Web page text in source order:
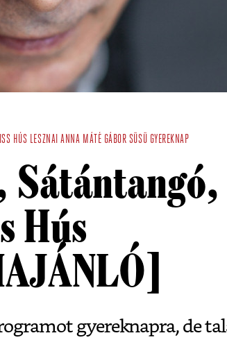
HÚS LESZNAI ANNA MÁTÉ GÁBOR SÜSÜ GYEREKNAP
Sátántangó,
Hús
gyereknapra, de